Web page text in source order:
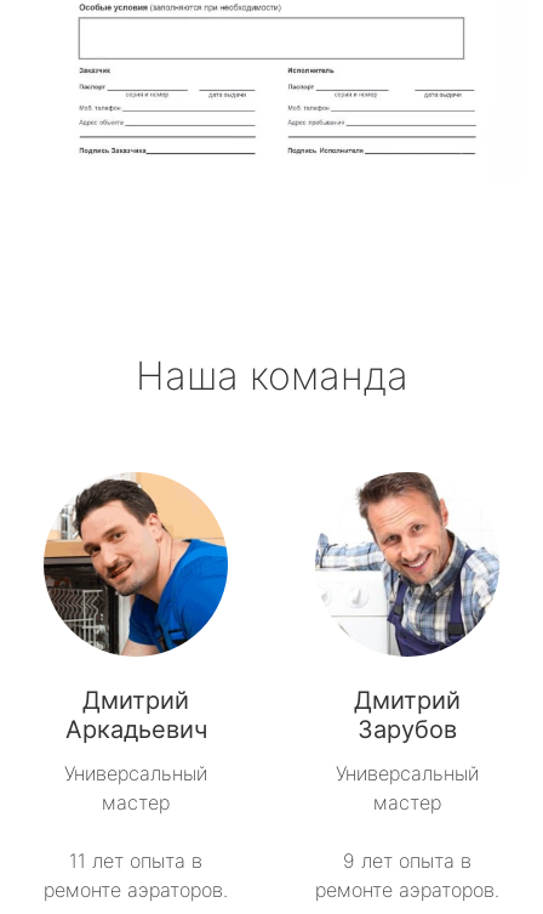
Наша команда
Дмитрий
Аркадьевич
Универсальный
мастер
11 лет опыта в
ремонте аэраторов.
Дмитрий
Зарубов
Универсальный
мастер
9 лет опыта в
ремонте аэраторов.